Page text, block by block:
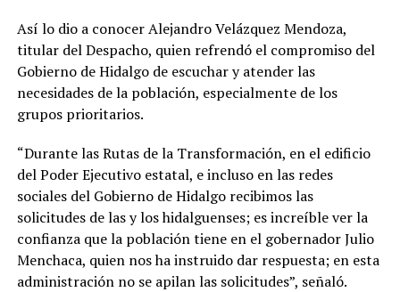
Así lo dio a conocer Alejandro Velázquez Mendoza,
titular del Despacho, quien refrendó el compromiso del
Gobierno de Hidalgo de escuchar y atender las
necesidades de la población, especialmente de los
grupos prioritarios.
“Durante las Rutas de la Transformación, en el edificio
del Poder Ejecutivo estatal, e incluso en las redes
sociales del Gobierno de Hidalgo recibimos las
solicitudes de las y los hidalguenses; es increíble ver la
confianza que la población tiene en el gobernador Julio
Menchaca, quien nos ha instruido dar respuesta; en esta
administración no se apilan las solicitudes”, señaló.